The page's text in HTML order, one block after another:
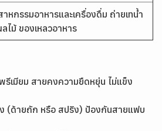
หกรรมอาหารและเครื่องดื่ม ถ่ายเทน้ำ
ไม้ ของเหลวอาหาร
รีเมียม สายคงความยืดหยุ่น ไม่แข็ง
ง (ด้ายถัก หรือ สปริง) ป้องกันสายแฟบ